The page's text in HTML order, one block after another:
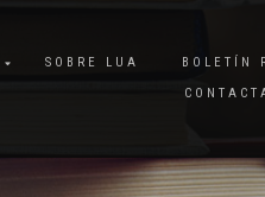
SOBRE LUA
BOLETÍN